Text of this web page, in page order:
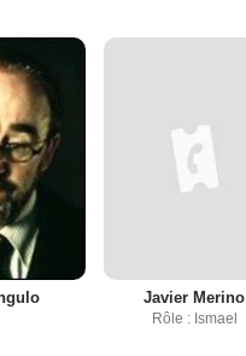
Javier Merino
Rôle : Ismael